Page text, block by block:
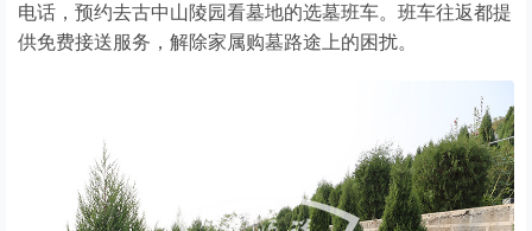
电话，预约去古中山陵园看墓地的选墓班车。班车往返都提
供免费接送服务，解除家属购墓路途上的困扰。